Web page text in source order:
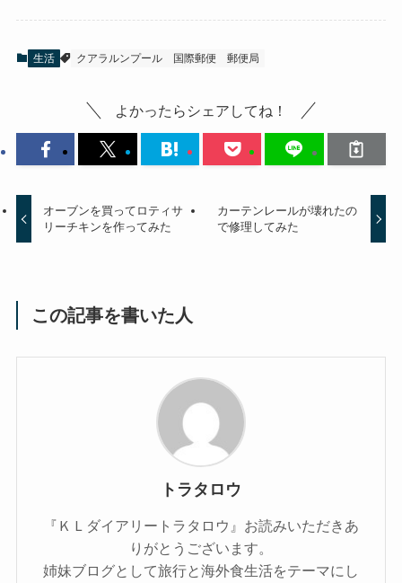
生活 クアラルンプール 国際郵便 郵便局
よかったらシェアしてね！
オーブンを買ってロティサ
リーチキンを作ってみた
カーテンレールが壊れたの
で修理してみた
この記事を書いた人
トラタロウ
『ＫＬダイアリートラタロウ』お読みいただきあ
りがとうございます。
姉妹ブログとして旅行と海外食生活をテーマにし